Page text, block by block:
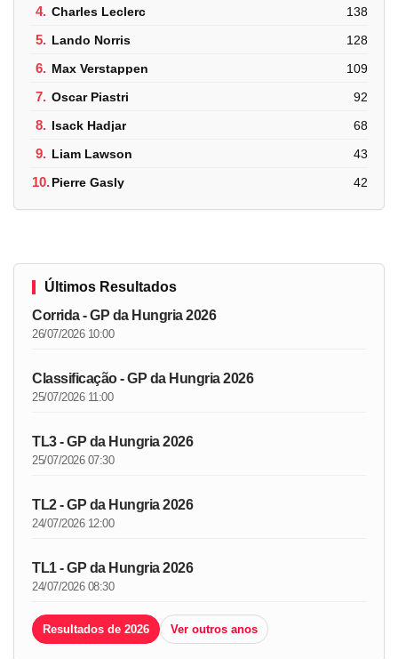
4. Charles Leclerc 138
5. Lando Norris 128
6. Max Verstappen 109
7. Oscar Piastri 92
8. Isack Hadjar 68
9. Liam Lawson 43
10.Pierre Gasly 42
Últimos Resultados
Corrida - GP da Hungria 2026
26/07/2026 10:00
Classificação - GP da Hungria 2026
25/07/2026 11:00
TL3 - GP da Hungria 2026
25/07/2026 07:30
TL2 - GP da Hungria 2026
24/07/2026 12:00
TL1 - GP da Hungria 2026
24/07/2026 08:30
Resultados de 2026 Ver outros anos